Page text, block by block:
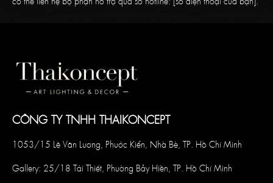
CÔNG TY TNHH THAIKONCEPT
1053/15 Lê Văn Lương, Phước Kiển, Nhà Bè, TP. Hồ Chí Minh
Gallery: 25/18 Tái Thiết, Phường Bảy Hiền, TP. Hồ Chí Minh